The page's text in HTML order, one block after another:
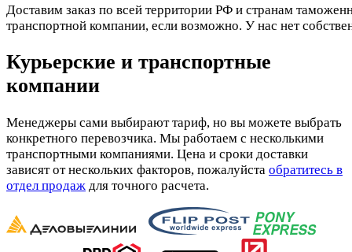
Доставим заказ по всей территории РФ и странам
транспортной компании, если возможно. У нас нет
Курьерские и транспортные
компании
Менеджеры сами выбирают тариф, но вы можете выбрать
конкретного перевозчика. Мы работаем с несколькими
транспортными компаниями. Цена и сроки доставки
зависят от нескольких факторов, пожалуйста обратитесь в
отдел продаж для точного расчета.